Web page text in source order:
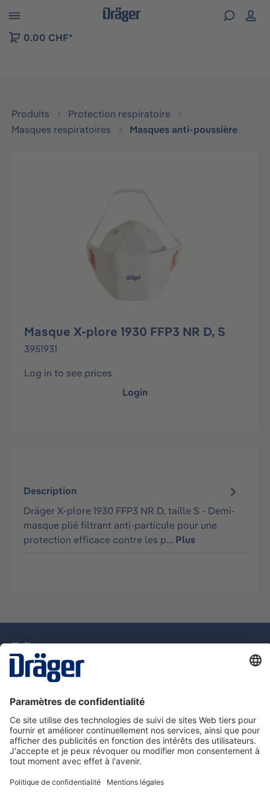
to B2B platform navigation
0.00 CHF*
Produits
Protection respiratoire
Masques respiratoires
Masques anti-poussière
Masque X-plore 1930 FFP3 NR D, S
3951931
Log in to see prices
Login
Description
Dräger X-plore 1930 FFP3 NR D, taille S - Demi-
masque plié filtrant anti-particule pour une
protection efficace contre les p… Plus
pour la vie
Assistance téléphonique
A propos de Dräger
Information